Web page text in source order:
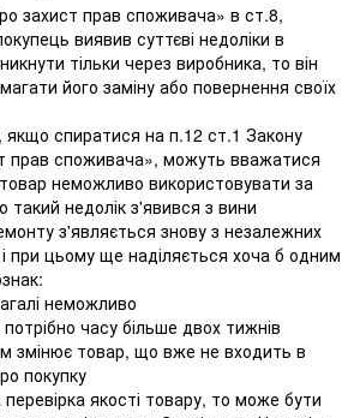
захист прав споживача» в ст.8,
виявив суттєві недоліки в
тільки через виробника, то він
його заміну або повернення своїх
якщо спиратися на п.12 ст.1 Закону
прав споживача», можуть вважатися
товар неможливо використовувати за
недолік з'явився з вини
з'являється знову з незалежних
при цьому ще наділяється хоча б одним
неможливо
часу більше двох тижнів
змінює товар, що вже не входить в
покупку
якості товару, то може бути